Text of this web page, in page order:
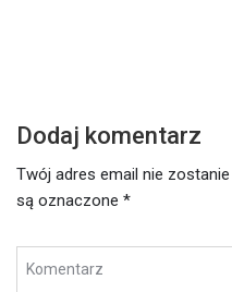
Dodaj komentarz
Twój adres email nie
są oznaczone *